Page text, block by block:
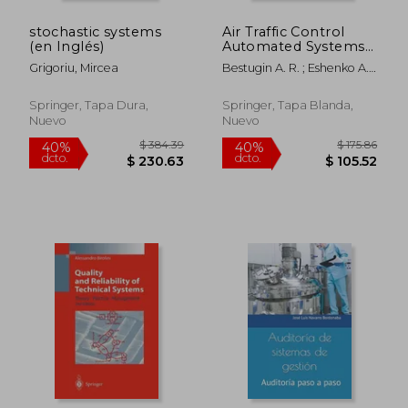
40%
dcto.
$ 190.86 40%
dcto.
stochastic systems
(en Inglés)
Grigoriu, Mircea
Springer, Tapa Dura,
Nuevo
Air Traffic Control
Automated Systems
(en Inglés)
Bestugin A. R. ; Eshenko A.
Springer, Tapa Blanda,
Nuevo